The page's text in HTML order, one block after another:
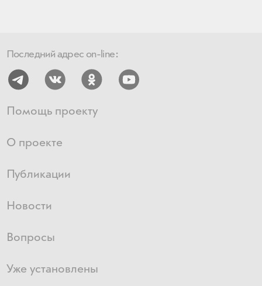
Последний адрес on-line:
Помощь проекту
О проекте
Публикации
Новости
Вопросы
Уже установлены